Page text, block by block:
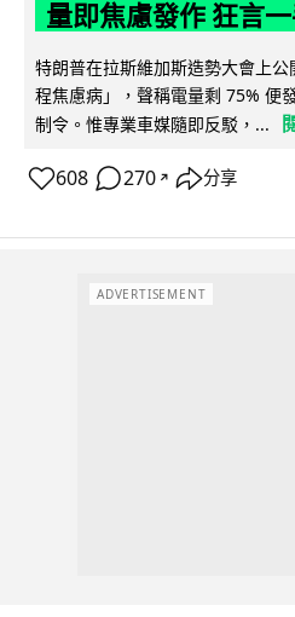
量即焦慮發作 狂言
特朗普在拉斯維加斯造勢大會上
程焦慮病」，聲稱電量剩 75% 便
制令。惟專業車媒隨即反駁，...
608 270 ↗ 分享
ADVERTISEMENT